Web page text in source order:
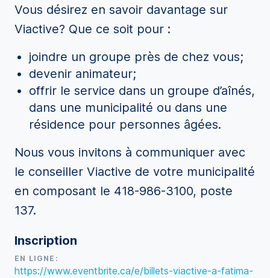
Vous désirez en savoir davantage sur
Viactive? Que ce soit pour :
joindre un groupe près de chez vous;
devenir animateur;
offrir le service dans un groupe d’aînés,
dans une municipalité ou dans une
résidence pour personnes âgées.
Nous vous invitons à communiquer avec
le conseiller Viactive de votre municipalité
en composant le 418-986-3100, poste
137.
Inscription
EN LIGNE:
https://www.eventbrite.ca/e/billets-viactive-a-fatima-